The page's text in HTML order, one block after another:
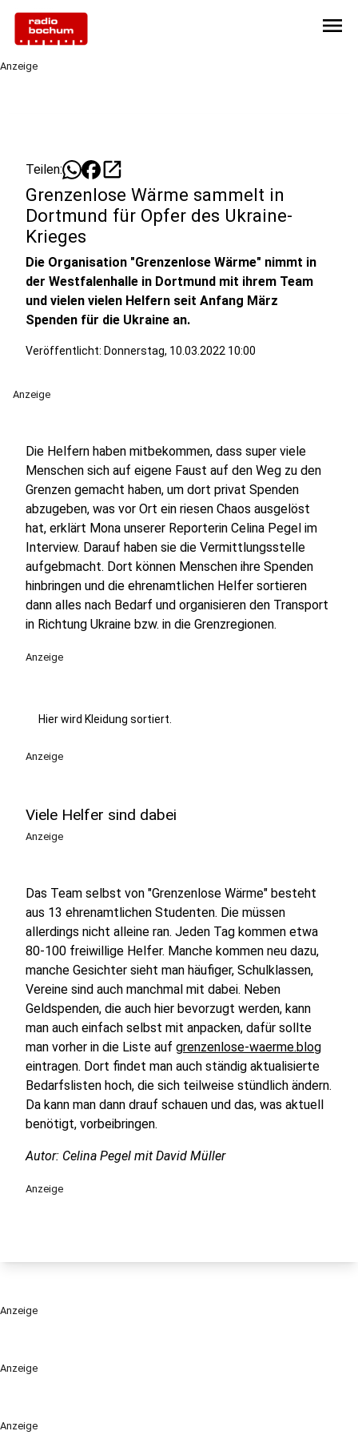
menu
Anzeige
Anzeige
Anzeige
Teilen: open_in_new
Grenzenlose Wärme sammelt in
Dortmund für Opfer des Ukraine-
Krieges
Die Organisation "Grenzenlose Wärme" nimmt in
der Westfalenhalle in Dortmund mit ihrem Team
und vielen vielen Helfern seit Anfang März
Spenden für die Ukraine an.
Veröffentlicht: Donnerstag, 10.03.2022 10:00
Anzeige
Die Helfern haben mitbekommen, dass super viele
Menschen sich auf eigene Faust auf den Weg zu den
Grenzen gemacht haben, um dort privat Spenden
abzugeben, was vor Ort ein riesen Chaos ausgelöst
hat, erklärt Mona unserer Reporterin Celina Pegel im
Interview. Darauf haben sie die Vermittlungsstelle
aufgebmacht. Dort können Menschen ihre Spenden
hinbringen und die ehrenamtlichen Helfer sortieren
dann alles nach Bedarf und organisieren den Transport
in Richtung Ukraine bzw. in die Grenzregionen.
Anzeige
Hier wird Kleidung sortiert.
Anzeige
Viele Helfer sind dabei
Anzeige
Das Team selbst von "Grenzenlose Wärme" besteht
aus 13 ehrenamtlichen Studenten. Die müssen
allerdings nicht alleine ran. Jeden Tag kommen etwa
80-100 freiwillige Helfer. Manche kommen neu dazu,
manche Gesichter sieht man häufiger, Schulklassen,
Vereine sind auch manchmal mit dabei. Neben
Geldspenden, die auch hier bevorzugt werden, kann
man auch einfach selbst mit anpacken, dafür sollte
man vorher in die Liste auf grenzenlose-waerme.blog
eintragen. Dort findet man auch ständig aktualisierte
Bedarfslisten hoch, die sich teilweise stündlich ändern.
Da kann man dann drauf schauen und das, was aktuell
benötigt, vorbeibringen.
Autor: Celina Pegel mit David Müller
Anzeige
Anzeige